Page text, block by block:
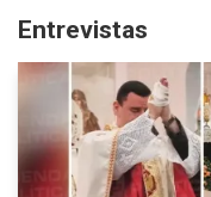
Entrevistas